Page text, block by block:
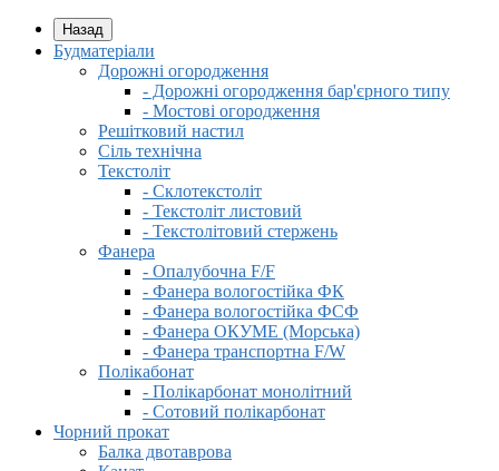
Назад
Будматеріали
Дорожні огородження
- Дорожні огородження бар'єрного типу
- Мостові огородження
Решітковий настил
Сіль технічна
Текстоліт
- Склотекстоліт
- Текстоліт листовий
- Текстолітовий стержень
Фанера
- Опалубочна F/F
- Фанера вологостійка ФК
- Фанера вологостійка ФСФ
- Фанера ОКУМЕ (Морська)
- Фанера транспортна F/W
Полікабонат
- Полікарбонат монолітний
- Сотовий полікарбонат
Чорний прокат
Балка двотаврова